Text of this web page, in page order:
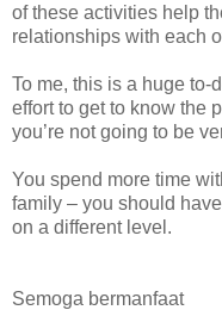
of these activities help
relationships with each
To me, this is a huge to-
effort to get to know the
you’re not going to be
You spend more time
family – you should
on a different level.
Semoga bermanfaat